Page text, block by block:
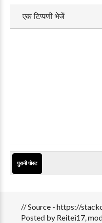
एक टिप्पणी भेजें
पुरानी पोस्ट
// Source - https://
Posted by Reitei17,